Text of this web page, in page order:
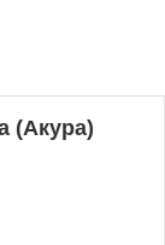
(Акура)